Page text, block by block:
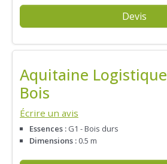
Devis
Aquitaine Logistique
Bois
Écrire un avis
Essences : G1 - Bois durs
Dimensions : 0.5 m